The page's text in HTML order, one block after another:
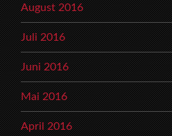
August 2016
Juli 2016
Juni 2016
Mai 2016
April 2016